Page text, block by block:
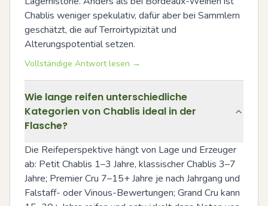
Chablis weniger spekulativ, dafür aber bei Sammlern
geschätzt, die auf Terroirtypizität und
Alterungspotential setzen.
Vollständige Antwort lesen →
Wie lange reifen unterschiedliche
Kategorien von Chablis ideal in der
Flasche?
Die Reifeperspektive hängt von Lage und Erzeuger
ab: Petit Chablis 1–3 Jahre, klassischer Chablis 3–7
Jahre; Premier Cru 7–15+ Jahre je nach Jahrgang und
Falstaff- oder Vinous-Bewertungen; Grand Cru kann